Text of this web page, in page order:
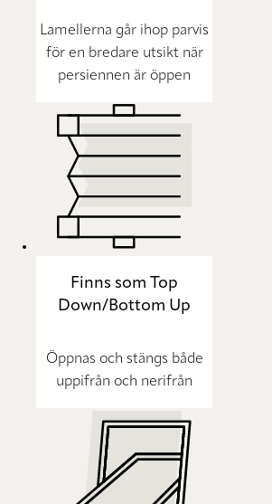
Lamellerna går ihop parvis
för en bredare utsikt när
persiennen är öppen
Finns som Top
Down/Bottom Up
Öppnas och stängs både
uppifrån och nerifrån